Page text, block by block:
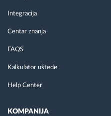
Integracija
Centar znanja
FAQS
Kalkulator uštede
Help Center
KOMPANIJA